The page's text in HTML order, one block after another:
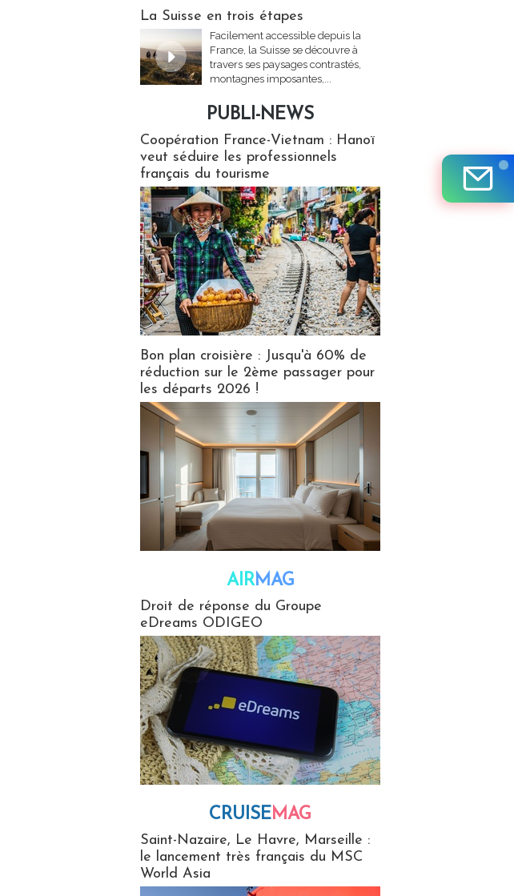
La Suisse en trois étapes
Facilement accessible depuis la
France, la Suisse se découvre à
travers ses paysages contrastés,
montagnes imposantes,...
PUBLI-NEWS
Coopération France-Vietnam : Hanoï
veut séduire les professionnels
français du tourisme
Bon plan croisière : Jusqu'à 60% de
réduction sur le 2ème passager pour
les départs 2026 !
AIRMAG
Droit de réponse du Groupe
eDreams ODIGEO
CRUISEMAG
Saint-Nazaire, Le Havre, Marseille :
le lancement très français du MSC
World Asia